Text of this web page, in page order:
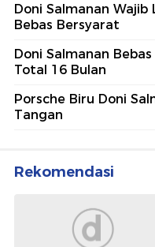
Doni Salmanan Wajib
Bebas Bersyarat
Doni Salmanan
Total 16 Bulan
Porsche Biru Doni
Tangan
Rekomendasi